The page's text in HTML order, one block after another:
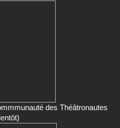
des Théâtronautes